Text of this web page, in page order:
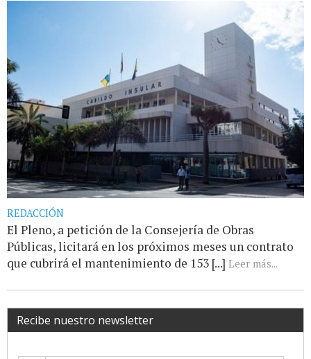
REDACCIÓN
El Pleno, a petición de la Consejería de Obras
Públicas, licitará en los próximos meses un contrato
que cubrirá el mantenimiento de 153 [...] Leer más...
Recibe nuestro newsletter